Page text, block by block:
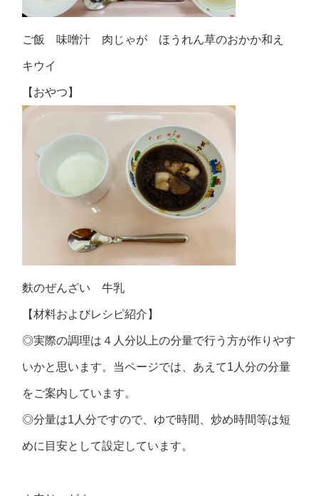
ご飯 味噌汁 肉じゃが ほうれん草のおかか和え
キウイ
【おやつ】
麩のぜんざい 牛乳
【材料およびレシピ紹介】
◎実際の調理は４人分以上の分量で行う方が作りやす
いかと思います。当ページでは、あえて1人分の分量
をご案内しています。
◎分量は1人分ですので、ゆで時間、炒め時間等は短
めに目安として設定しています。